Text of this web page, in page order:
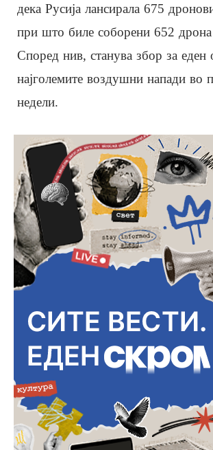
дека Русија лансирала 675
при што биле соборени 652 дрона
Според нив, станува збор за еден
најголемите воздушни напади во
недели.